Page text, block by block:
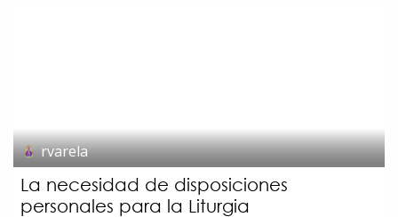
rvarela
La necesidad de disposiciones
personales para la Liturgia